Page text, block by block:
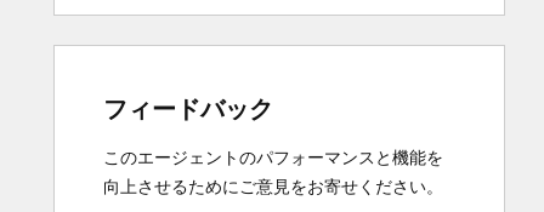
フィードバック
このエージェントのパフォーマンスと機能を
向上させるためにご意見をお寄せください。